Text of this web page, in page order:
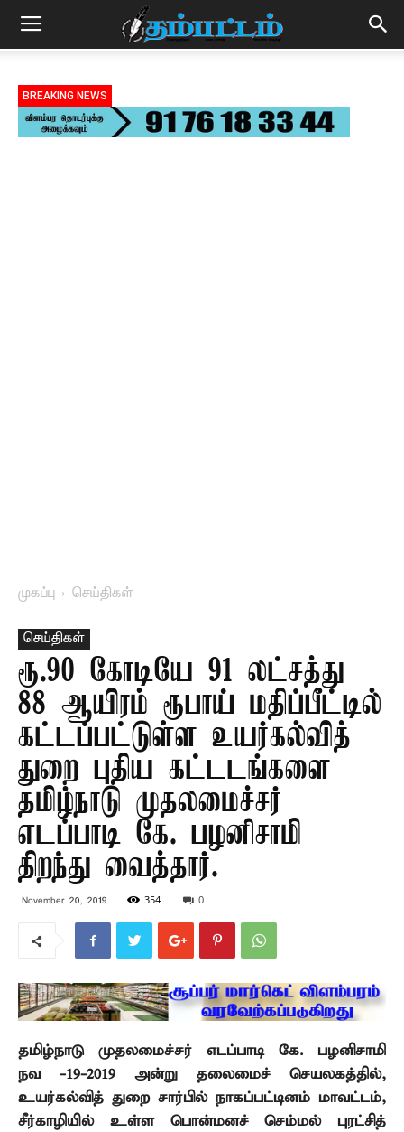
BREAKING NEWS
முகப்பு செய்திகள்
செய்திகள்
ரூ.90 கோடியே 91 லட்சத்து
88 ஆயிரம் ரூபாய் மதிப்பீட்டில்
கட்டப்பட்டுள்ள உயர்கல்வித்
துறை புதிய கட்டடங்களை
தமிழ்நாடு முதலமைச்சர்
எடப்பாடி கே. பழனிசாமி
திறந்து வைத்தார்.
November 20, 2019 354 0
தமிழ்நாடு முதலமைச்சர் எடப்பாடி கே. பழனிசாமி
நவ -19-2019 அன்று
தலைமைச் செயலகத்தில்,
உயர்கல்வித் துறை சார்பில் நாகப்பட்டினம் மாவட்டம்,
சீர்காழியில் உள்ள பொன்மனச் செம்மல் புரட்சித்